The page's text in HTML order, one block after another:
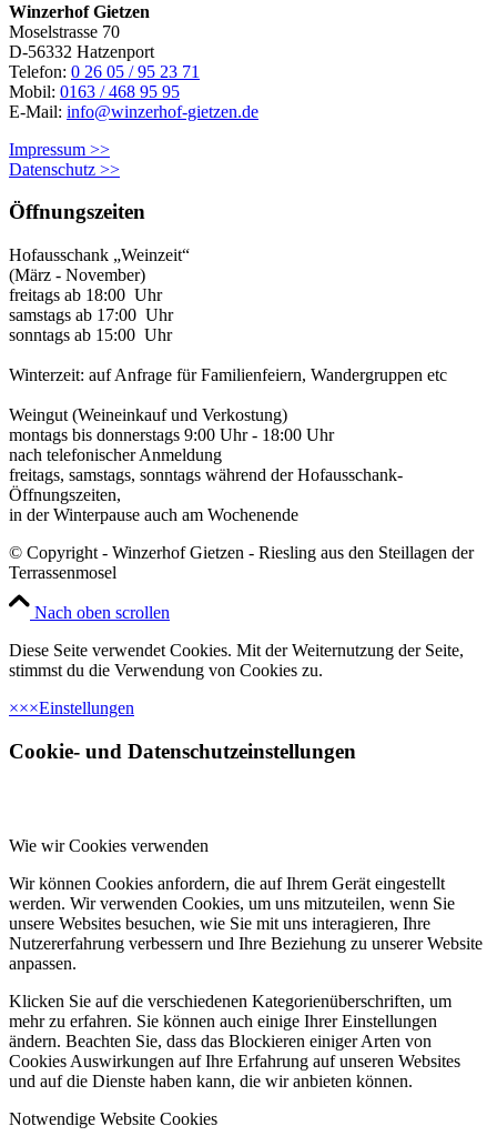
Winzerhof Gietzen
Moselstrasse 70
D-56332 Hatzenport
Telefon: 0 26 05 / 95 23 71
Mobil: 0163 / 468 95 95
E-Mail: info@winzerhof-gietzen.de
Impressum >>
Datenschutz >>
Öffnungszeiten
Hofausschank „Weinzeit“
(März - November)
freitags ab 18:00 Uhr
samstags ab 17:00 Uhr
sonntags ab 15:00 Uhr
Winterzeit: auf Anfrage für Familienfeiern, Wandergruppen etc
Weingut (Weineinkauf und Verkostung)
montags bis donnerstags 9:00 Uhr - 18:00 Uhr
nach telefonischer Anmeldung
freitags, samstags, sonntags während der Hofausschank-
Öffnungszeiten,
in der Winterpause auch am Wochenende
© Copyright - Winzerhof Gietzen - Riesling aus den Steillagen der
Terrassenmosel
Nach oben scrollen
Diese Seite verwendet Cookies. Mit der Weiternutzung der Seite,
stimmst du die Verwendung von Cookies zu.
×××Einstellungen
Cookie- und Datenschutzeinstellungen
Wie wir Cookies verwenden
Wir können Cookies anfordern, die auf Ihrem Gerät eingestellt
werden. Wir verwenden Cookies, um uns mitzuteilen, wenn Sie
unsere Websites besuchen, wie Sie mit uns interagieren, Ihre
Nutzererfahrung verbessern und Ihre Beziehung zu unserer Website
anpassen.
Klicken Sie auf die verschiedenen Kategorienüberschriften, um
mehr zu erfahren. Sie können auch einige Ihrer Einstellungen
ändern. Beachten Sie, dass das Blockieren einiger Arten von
Cookies Auswirkungen auf Ihre Erfahrung auf unseren Websites
und auf die Dienste haben kann, die wir anbieten können.
Notwendige Website Cookies